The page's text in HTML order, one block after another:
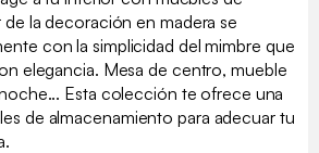
la decoración en madera se
con la simplicidad del mimbre que
elegancia. Mesa de centro, mueble
Esta colección te ofrece una
de almacenamiento para adecuar tu